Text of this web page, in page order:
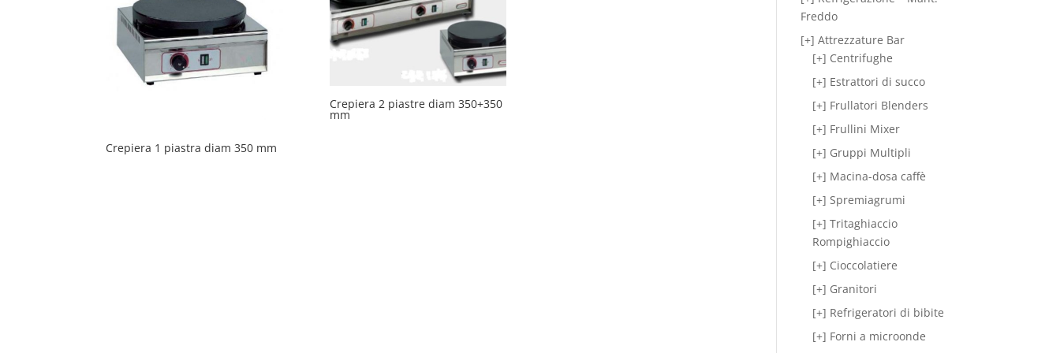
Crepiera 1 piastra diam 350 mm
Crepiera 2 piastre diam 350+350
mm
Freddo
[+] Attrezzature Bar
[+] Centrifughe
[+] Estrattori di succo
[+] Frullatori Blenders
[+] Frullini Mixer
[+] Gruppi Multipli
[+] Macina-dosa caffè
[+] Spremiagrumi
[+] Tritaghiaccio
Rompighiaccio
[+] Cioccolatiere
[+] Granitori
[+] Refrigeratori di bibite
[+] Forni a microonde